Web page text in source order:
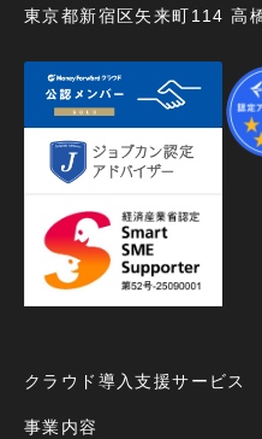
東京都新宿区矢来町114 高
クラウド導入支援サービス
事業内容